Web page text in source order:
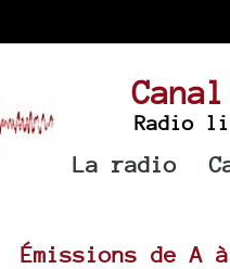
Radio
La radio
Émissions de A